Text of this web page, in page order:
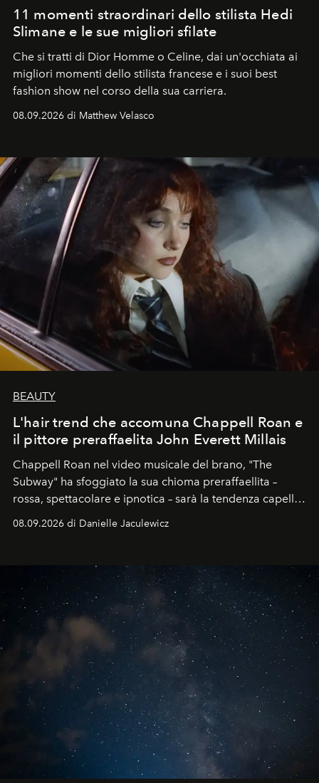
11 momenti straordinari dello stilista Hedi
Slimane e le sue migliori sfilate
Che si tratti di Dior Homme o Celine, dai un'occhiata ai
migliori momenti dello stilista francese e i suoi best
fashion show nel corso della sua carriera.
08.09.2026 di Matthew Velasco
BEAUTY
L'hair trend che accomuna Chappell Roan e
il pittore preraffaelita John Everett Millais
Chappell Roan nel video musicale del brano, "The
Subway" ha sfoggiato la sua chioma preraffaellita –
rossa, spettacolare e ipnotica – sarà la tendenza capelli
dell'autunno?
08.09.2026 di Danielle Jaculewicz